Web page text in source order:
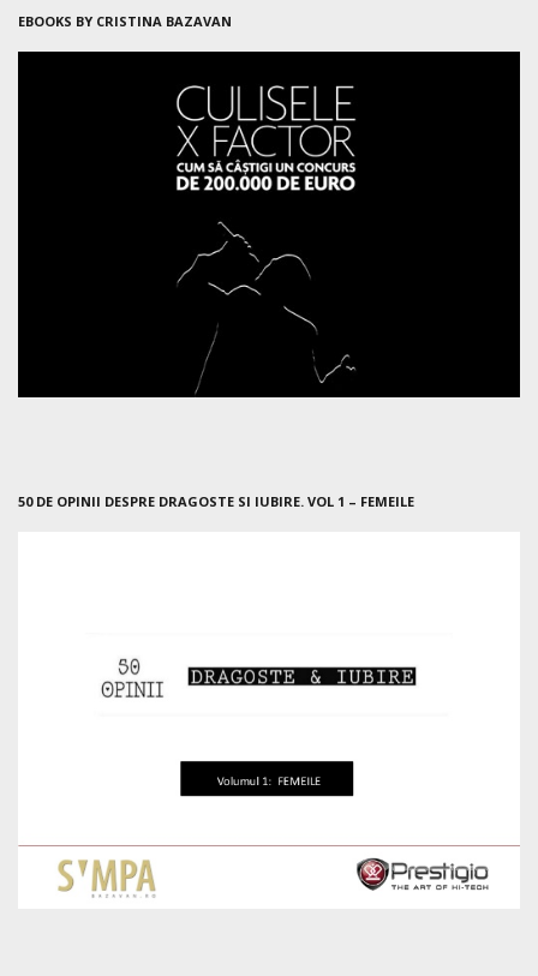
EBOOKS BY CRISTINA BAZAVAN
50 DE OPINII DESPRE DRAGOSTE SI IUBIRE. VOL 1 – FEMEILE